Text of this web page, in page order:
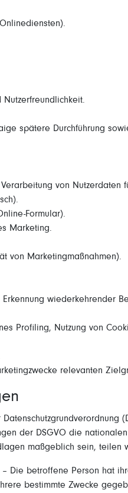
spätere Durchführung
von Nutzerdaten
Formular).
Marketing.
von Marketingmaßnahmen).
wiederkehrender
Profiling, Nutzung von
relevanten
der DSGVO die
maßgeblich sein, teilen
– Die betroffene Person hat
bestimmte Zwecke